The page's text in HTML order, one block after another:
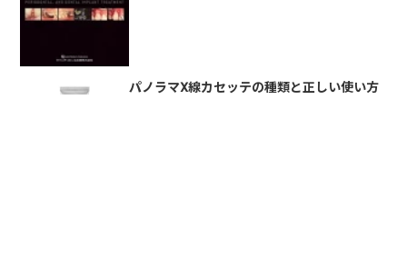
パノラマX線カセッテの種類と正しい使い方